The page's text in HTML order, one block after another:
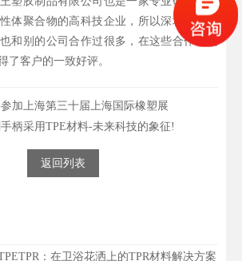
体聚合物的高科技企业，所以深圳中塑王
和别的公司合作过很多，在这些合作过的
了客户的一致好评。
加上海第三十届上海国际橡塑展
柄采用TPE材料-未来科技的象征!
返回列表
：在卫浴花洒上的TPR材料解决方案